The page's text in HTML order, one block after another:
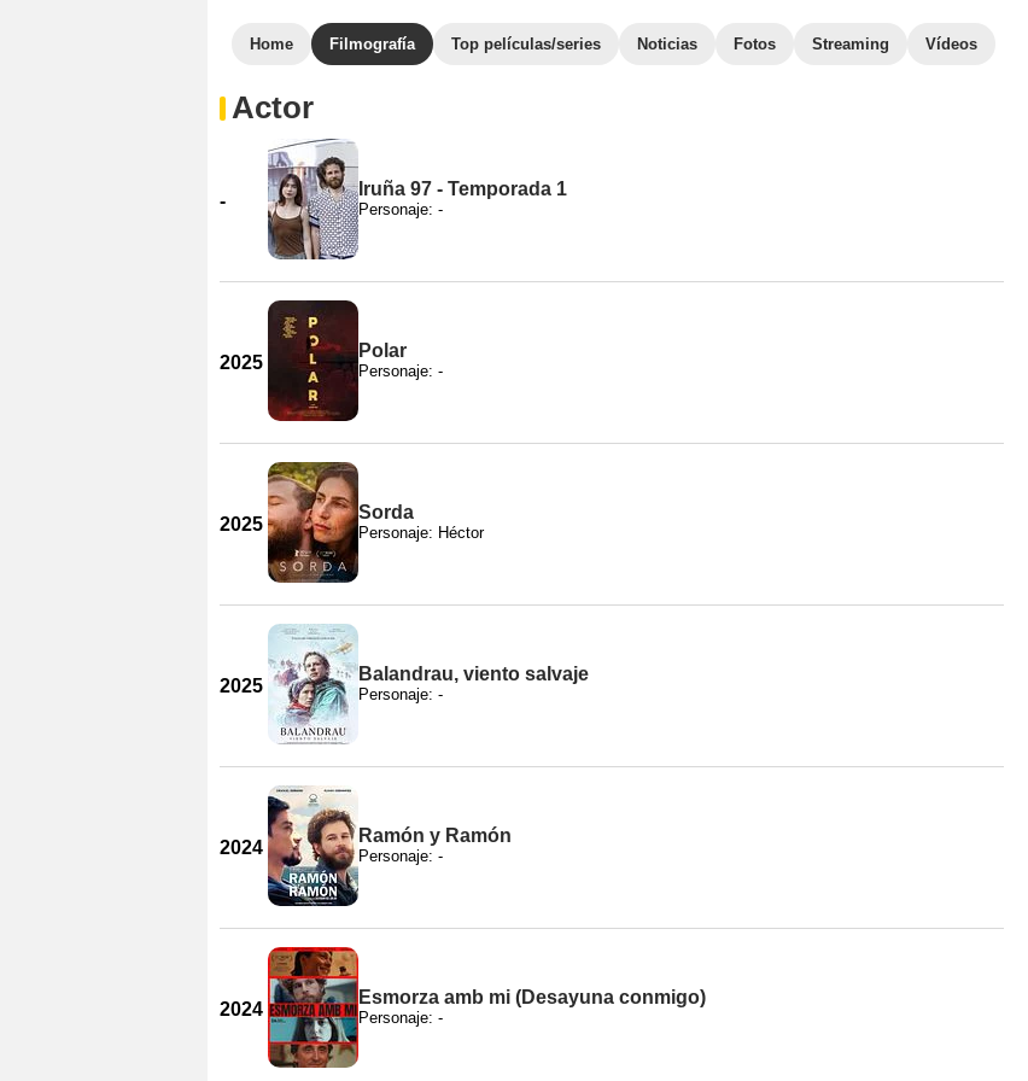
Home Filmografía Top películas/series Noticias Fotos Streaming Vídeos
Actor
-
Iruña 97 - Temporada 1
Personaje: -
2025
Polar
Personaje: -
2025
Sorda
Personaje: Héctor
2025
Balandrau, viento salvaje
Personaje: -
2024
Ramón y Ramón
Personaje: -
2024
Esmorza amb mi (Desayuna conmigo)
Personaje: -